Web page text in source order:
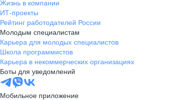
Жизнь в компании
ИТ-проекты
Рейтинг работодателей России
Молодым специалистам
Карьера для молодых специалистов
Школа программистов
Карьера в некоммерческих организациях
Боты для уведомлений
Мобильное приложение